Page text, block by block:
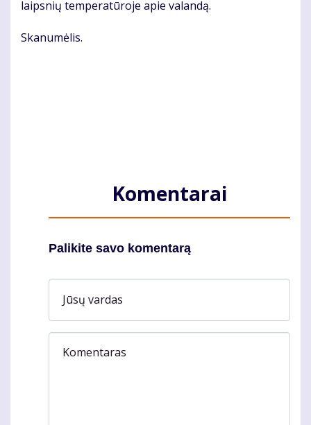
laips­nių tem­pe­ra­tū­ro­je apie va­lan­dą.
Ska­nu­mė­lis.
Komentarai
Palikite savo komentarą
Jūsų vardas
Komentaras